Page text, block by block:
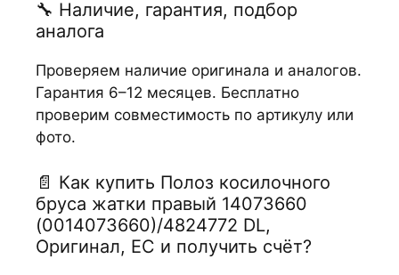
🔧 Наличие, гарантия, подбор
аналога
Проверяем наличие оригинала и аналогов.
Гарантия 6–12 месяцев. Бесплатно
проверим совместимость по артикулу или
фото.
📄 Как купить Полоз косилочного
бруса жатки правый 14073660
(0014073660)/4824772 DL,
Оригинал, ЕС и получить счёт?